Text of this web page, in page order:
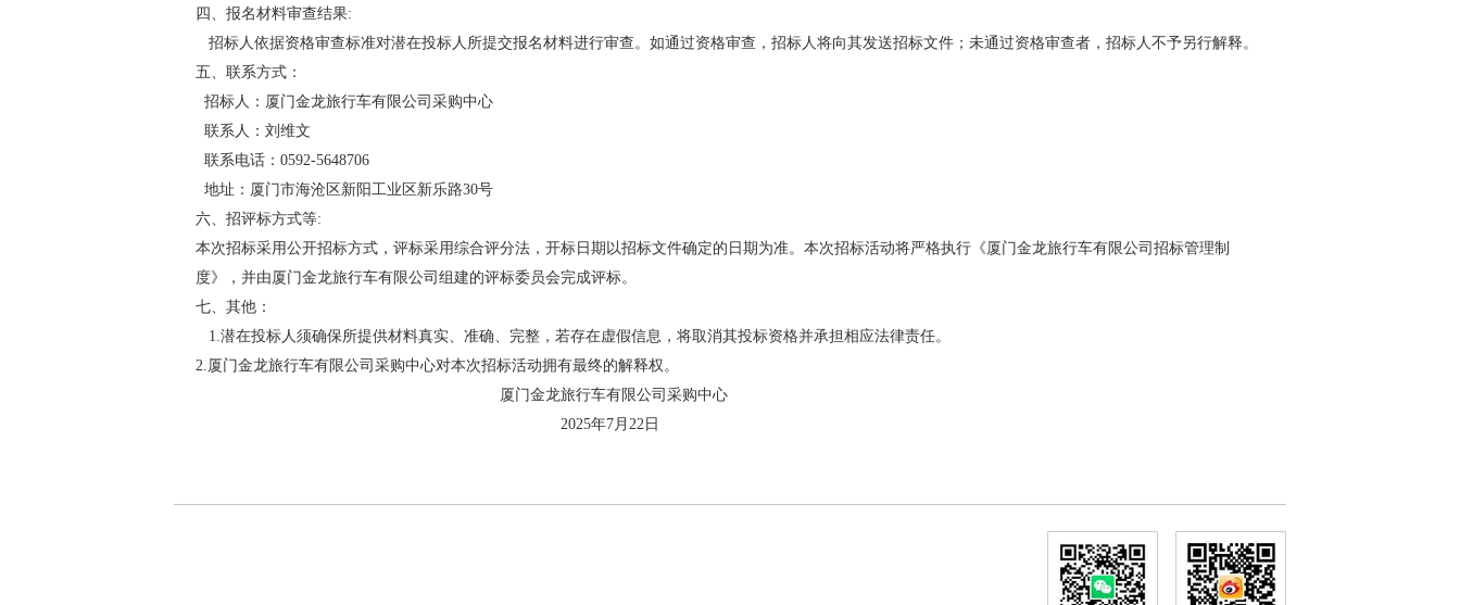
四、报名材料审查结果:
招标人依据资格审查标准对潜在投标人所提交报名材料进行审查。如通过资格审查，招标人将向其发送招标文件；未通过资格审查者，招标人不予另行解释。
五、联系方式：
招标人：厦门金龙旅行车有限公司采购中心
联系人：刘维文
联系电话：0592-5648706
地址：厦门市海沧区新阳工业区新乐路30号
六、招评标方式等:
本次招标采用公开招标方式，评标采用综合评分法，开标日期以招标文件确定的日期为准。本次招标活动将严格执行《厦门金龙旅行车有限公司招标管理制
度》，并由厦门金龙旅行车有限公司组建的评标委员会完成评标。
七、其他：
1.潜在投标人须确保所提供材料真实、准确、完整，若存在虚假信息，将取消其投标资格并承担相应法律责任。
2.厦门金龙旅行车有限公司采购中心对本次招标活动拥有最终的解释权。
厦门金龙旅行车有限公司采购中心
2025年7月22日